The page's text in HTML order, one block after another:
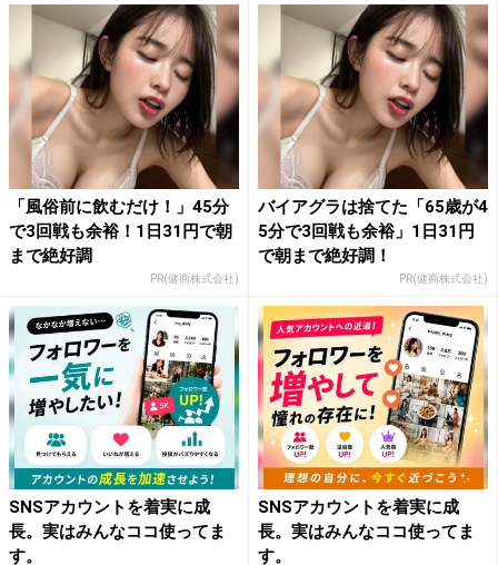
「風俗前に飲むだけ！」45分
で3回戦も余裕！1日31円で朝
まで絶好調
PR(健商株式会社)
バイアグラは捨てた「65歳が4
5分で3回戦も余裕」1日31円
で朝まで絶好調！
PR(健商株式会社)
SNSアカウントを着実に成
長。実はみんなココ使ってま
す。
SNSアカウントを着実に成
長。実はみんなココ使ってま
す。